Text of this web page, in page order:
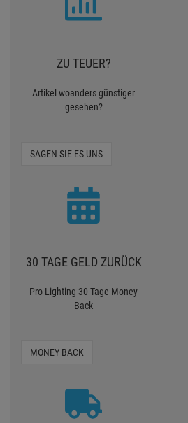
ZU TEUER?
Artikel woanders günstiger
gesehen?
SAGEN SIE ES UNS
30 TAGE GELD ZURÜCK
Pro Lighting 30 Tage Money
Back
MONEY BACK